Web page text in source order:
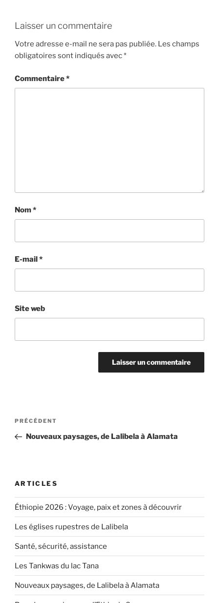
e
b
o
o
er e
st
Laisser un commentaire
Votre adresse e-mail ne sera pas publiée. Les champs
obligatoires sont indiqués avec*
Commentaire*
Nom*
E-mail*
Site web
Navigation
l’article
Article
précédent
PRÉCÉDENT
Nouveaux paysages, de Lalibela à Alamata
ARTICLES
Éthiopie 2026 : Voyage, paix et zones à découvrir
Les églises rupestres de Lalibela
Santé, sécurité, assistance
Les Tankwas du lac Tana
Nouveaux paysages, de Lalibela à Alamata